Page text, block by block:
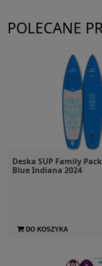
POLECANE
Deska SUP Family
Blue Indiana 2024
DO KOSZYKA